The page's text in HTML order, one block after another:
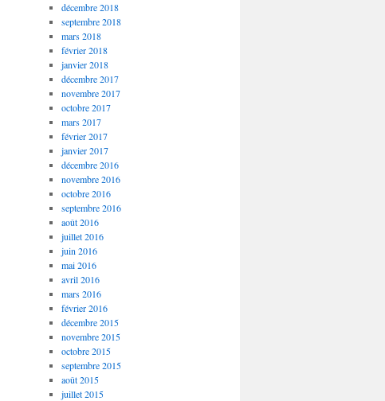
décembre 2018
septembre 2018
mars 2018
février 2018
janvier 2018
décembre 2017
novembre 2017
octobre 2017
mars 2017
février 2017
janvier 2017
décembre 2016
novembre 2016
octobre 2016
septembre 2016
août 2016
juillet 2016
juin 2016
mai 2016
avril 2016
mars 2016
février 2016
décembre 2015
novembre 2015
octobre 2015
septembre 2015
août 2015
juillet 2015